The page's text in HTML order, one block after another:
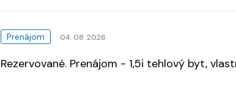
Prenájom 04. 08. 2026
Rezervované. Prenájom - 1,5i tehlový byt,